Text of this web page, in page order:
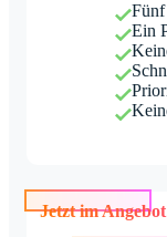
Ein
Jetzt im Angebot!